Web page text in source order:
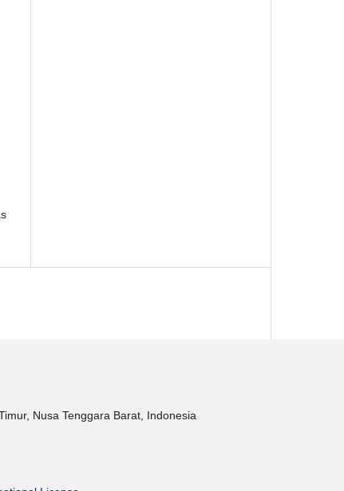
Nusa Tenggara Barat, Indonesia